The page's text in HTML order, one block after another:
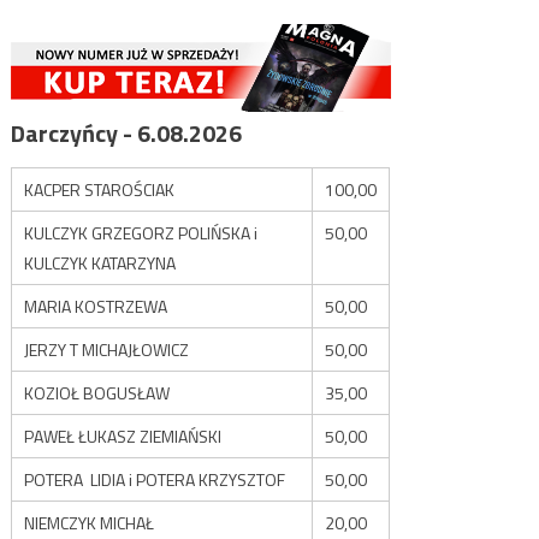
Darczyńcy - 6.08.2026
KACPER STAROŚCIAK
100,00
KULCZYK GRZEGORZ POLIŃSKA i
KULCZYK KATARZYNA
50,00
MARIA KOSTRZEWA
50,00
JERZY T MICHAJŁOWICZ
50,00
KOZIOŁ BOGUSŁAW
35,00
PAWEŁ ŁUKASZ ZIEMIAŃSKI
50,00
POTERA LIDIA i POTERA KRZYSZTOF
50,00
NIEMCZYK MICHAŁ
20,00